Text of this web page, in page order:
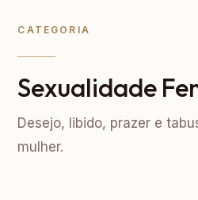
CATEGORIA
Sexualidade
Desejo, libido, prazer e
mulher.